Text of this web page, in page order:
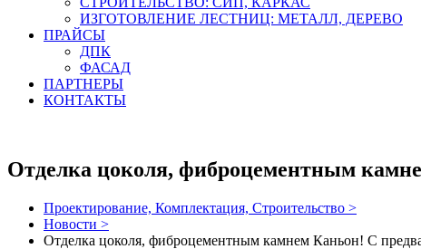
ИЗГОТОВЛЕНИЕ ЛЕСТНИЦ: МЕТАЛЛ, ДЕРЕВО
ПРАЙСЫ
ДПК
ФАСАД
ПАРТНЕРЫ
КОНТАКТЫ
Отделка цоколя, фиброцементным
Проектирование, Комплектация, Строительство >
Новости >
Отделка цоколя, фиброцементным камнем Каньон! С